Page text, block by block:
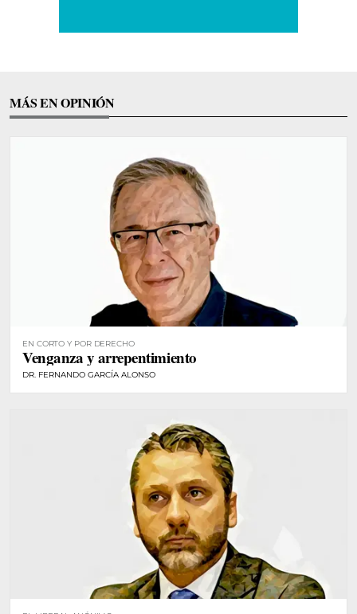
MÁS EN OPINIÓN
EN CORTO Y POR DERECHO
Venganza y arrepentimiento
DR. FERNANDO GARCÍA ALONSO